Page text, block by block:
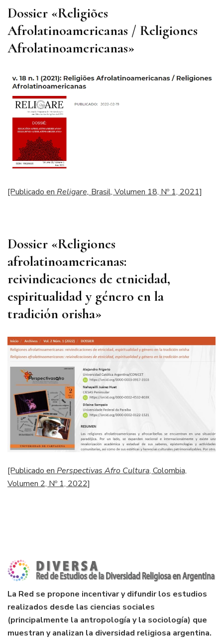
Dossier «Religiões
Afrolatinoamericanas / Religiones
Afrolatinoamericanas»
[Publicado en Religare, Brasil, Volumen 18, Nº 1, 2021]
Dossier «Religiones
afrolatinoamericanas:
reivindicaciones de etnicidad,
espiritualidad y género en la
tradición orisha»
[Publicado en Perspectivas Afro Cultura, Colombia,
Volumen 2, Nº 1, 2022]
La Red se propone incentivar y difundir los estudios
realizados desde las ciencias sociales
(principalmente la antropología y la sociología) que
muestran y analizan la diversidad religiosa argentina.